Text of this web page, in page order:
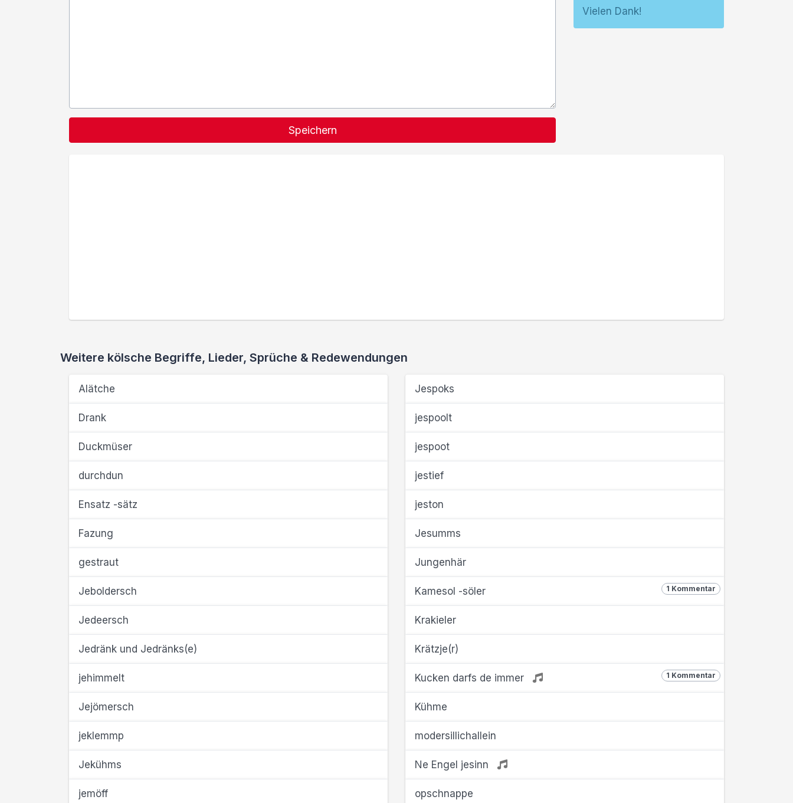
Speichern
Vielen Dank!
Weitere kölsche Begriffe, Lieder, Sprüche & Redewendungen
Alätche
Drank
Duckmüser
durchdun
Ensatz -sätz
Fazung
gestraut
Jeboldersch
Jedeersch
Jedränk und Jedränks(e)
jehimmelt
Jejömersch
jeklemmp
Jekühms
jemöff
Jespoks
jespoolt
jespoot
jestief
jeston
Jesumms
Jungenhär
1 Kommentar
Kamesol -söler
Krakieler
Krätzje(r)
1 Kommentar
Kucken darfs de immer
Kühme
modersillichallein
Ne Engel jesinn
opschnappe